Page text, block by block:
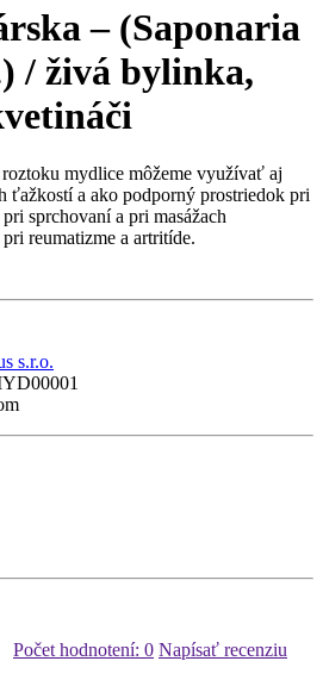
– (Saponaria
/ živá bylinka,
mydlice môžeme využívať aj
ťažkostí a ako podporný prostriedok pri
sprchovaní a pri masážach
reumatizme a artritíde.
s.r.o.
Počet hodnotení: 0 Napísať recenziu